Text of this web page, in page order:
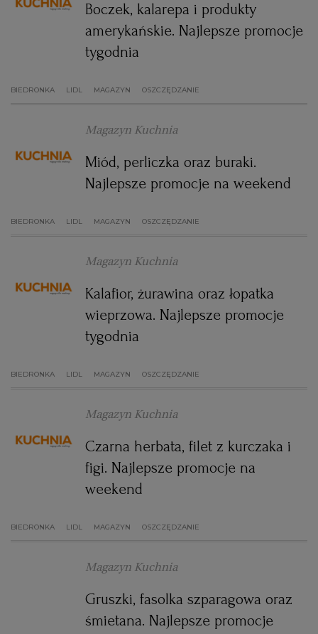
WROCŁAW
ZAKOPANE
Boczek, kalarepa i produkty
amerykańskie. Najlepsze promocje
tygodnia
BIEDRONKA LIDL MAGAZYN OSZCZĘDZANIE
Magazyn Kuchnia
Miód, perliczka oraz buraki.
Najlepsze promocje na weekend
BIEDRONKA LIDL MAGAZYN OSZCZĘDZANIE
Magazyn Kuchnia
Kalafior, żurawina oraz łopatka
wieprzowa. Najlepsze promocje
tygodnia
BIEDRONKA LIDL MAGAZYN OSZCZĘDZANIE
Magazyn Kuchnia
Czarna herbata, filet z kurczaka i
figi. Najlepsze promocje na
weekend
BIEDRONKA LIDL MAGAZYN OSZCZĘDZANIE
Magazyn Kuchnia
Gruszki, fasolka szparagowa oraz
śmietana. Najlepsze promocje